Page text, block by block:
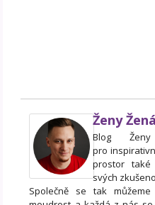
Ženy
Blog
pro
prostor
svých
Společně se tak